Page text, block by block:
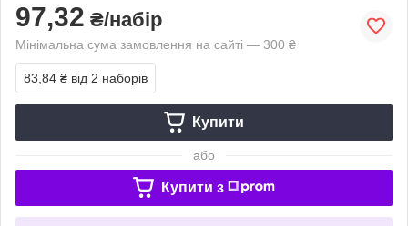
97,32 ₴/набір
Мінімальна сума замовлення на сайті — 300 ₴
83,84 ₴ від 2 наборів
Купити
або
Купити з